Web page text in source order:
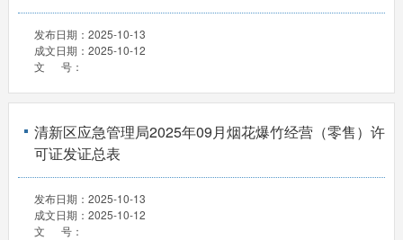
发布日期： 2025-10-13
成文日期： 2025-10-12
文 号：
清新区应急管理局2025年09月烟花爆竹经营（零售）许
可证发证总表
发布日期： 2025-10-13
成文日期： 2025-10-12
文 号：